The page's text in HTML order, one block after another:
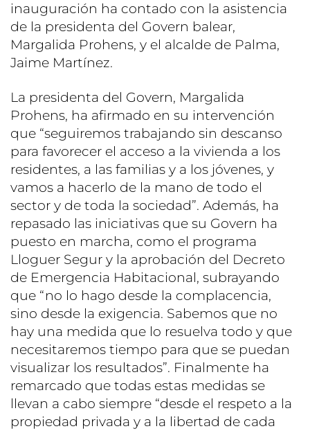
inauguración ha contado con la asistencia
de la presidenta del Govern balear,
Margalida Prohens, y el alcalde de Palma,
Jaime Martínez.
La presidenta del Govern, Margalida
Prohens, ha afirmado en su intervención
que “seguiremos trabajando sin descanso
para favorecer el acceso a la vivienda a los
residentes, a las familias y a los jóvenes, y
vamos a hacerlo de la mano de todo el
sector y de toda la sociedad”. Además, ha
repasado las iniciativas que su Govern ha
puesto en marcha, como el programa
Lloguer Segur y la aprobación del Decreto
de Emergencia Habitacional, subrayando
que “no lo hago desde la complacencia,
sino desde la exigencia. Sabemos que no
hay una medida que lo resuelva todo y que
necesitaremos tiempo para que se puedan
visualizar los resultados”. Finalmente ha
remarcado que todas estas medidas se
llevan a cabo siempre “desde el respeto a la
propiedad privada y a la libertad de cada